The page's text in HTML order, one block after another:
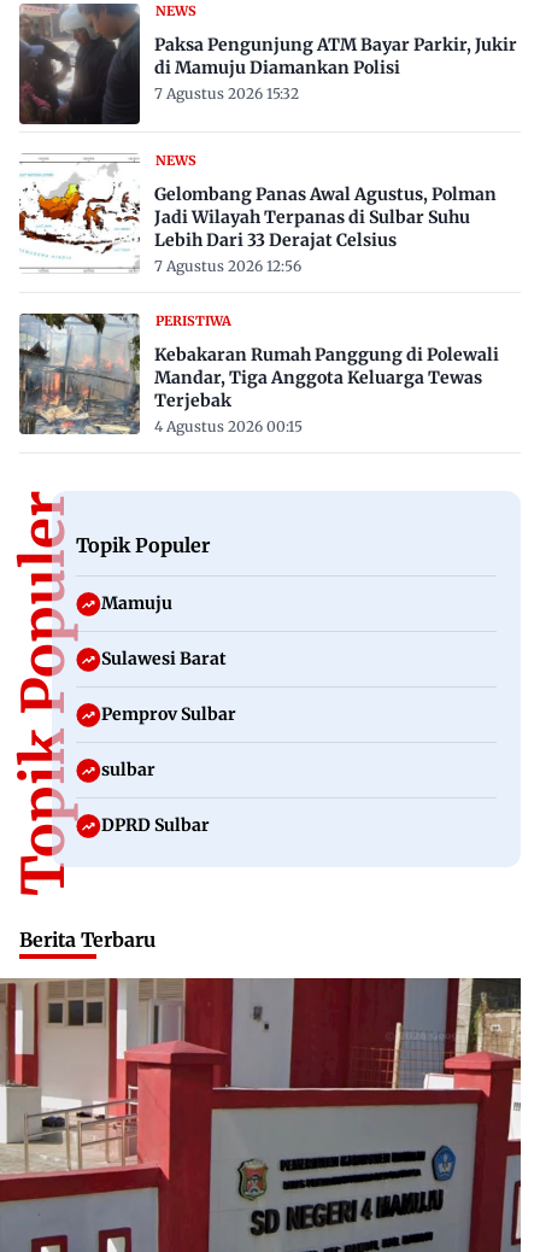
NEWS
Paksa Pengunjung ATM Bayar Parkir, Jukir
di Mamuju Diamankan Polisi
7 Agustus 2026 15:32
NEWS
Gelombang Panas Awal Agustus, Polman
Jadi Wilayah Terpanas di Sulbar Suhu
Lebih Dari 33 Derajat Celsius
7 Agustus 2026 12:56
PERISTIWA
Kebakaran Rumah Panggung di Polewali
Mandar, Tiga Anggota Keluarga Tewas
Terjebak
4 Agustus 2026 00:15
Topik PopulerTopik Populer
Mamuju
Sulawesi Barat
Pemprov Sulbar
sulbar
DPRD Sulbar
Berita Terbaru